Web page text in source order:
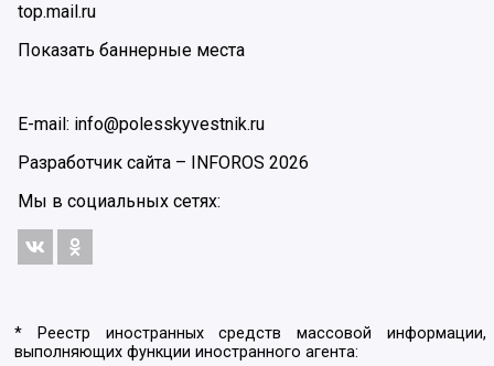
top.mail.ru
Показать баннерные места
E-mail: info@polesskyvestnik.ru
Разработчик сайта – INFOROS 2026
Мы в социальных сетях:
* Реестр иностранных средств массовой информации,
выполняющих функции иностранного агента: